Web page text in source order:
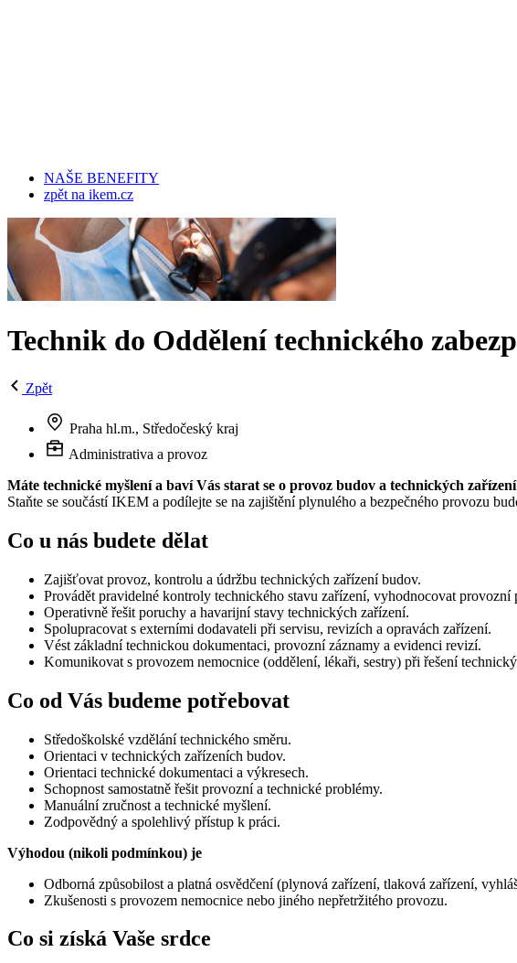
NAŠE BENEFITY
zpět na ikem.cz
Technik do Oddělení technického
Zpět
Praha hl.m., Středočeský kraj
Administrativa a provoz
Máte technické myšlení a baví Vás starat se o provoz budov a technických
Staňte se součástí IKEM a podílejte se na zajištění plynulého a bezpečného provozu
Co u nás budete dělat
Zajišťovat provoz, kontrolu a údržbu technických zařízení budov.
Provádět pravidelné kontroly technického stavu zařízení, vyhodnocovat
Operativně řešit poruchy a havarijní stavy technických zařízení.
Spolupracovat s externími dodavateli při servisu, revizích a opravách zařízení.
Vést základní technickou dokumentaci, provozní záznamy a evidenci revizí.
Komunikovat s provozem nemocnice (oddělení, lékaři, sestry) při řešení
Co od Vás budeme potřebovat
Středoškolské vzdělání technického směru.
Orientaci v technických zařízeních budov.
Orientaci technické dokumentaci a výkresech.
Schopnost samostatně řešit provozní a technické problémy.
Manuální zručnost a technické myšlení.
Zodpovědný a spolehlivý přístup k práci.
Výhodou (nikoli podmínkou) je
Odborná způsobilost a platná osvědčení (plynová zařízení, tlaková zařízení,
Zkušenosti s provozem nemocnice nebo jiného nepřetržitého provozu.
Co si získá Vaše srdce